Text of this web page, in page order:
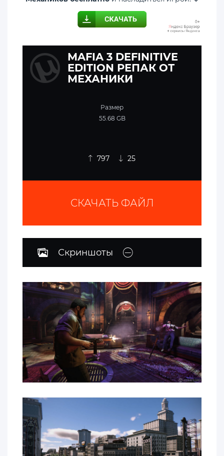
MAFIA 3 DEFINITIVE
EDITION РЕПАК ОТ
МЕХАНИКИ
Размер
55.68 GB
797 25
СКАЧАТЬ ФАЙЛ
Скриншоты